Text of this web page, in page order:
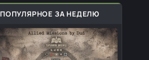
ПОПУЛЯРНОЕ ЗА НЕДЕЛЮ